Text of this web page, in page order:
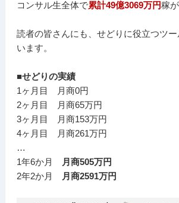
コンサル生全体で累計49億3069万円稼
読者の皆さんにも、せどりに役立つツ
います。
■せどりの実績
1ヶ月目 月商0円
2ヶ月目 月商65万円
3ヶ月目 月商153万円
4ヶ月目 月商261万円
…
1年6か月
月商505万円
2年2か月
月商2591万円